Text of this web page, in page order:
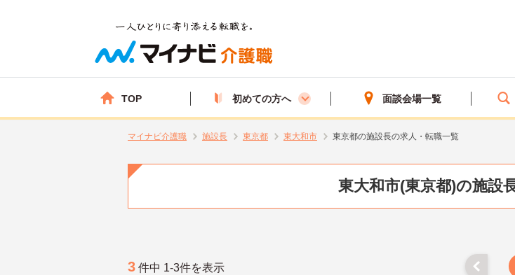
TOP 初めての方へ 面談会場一覧
マイナビ介護職 施設長 東京都 東大和市 東京都の施設長の求人・転職一覧
東大和市(東京都)の施設
3 件中 1-3件を表示